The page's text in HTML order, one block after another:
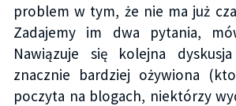
problem w tym, że nie ma już
Zadajemy im dwa pytania,
Nawiązuje się kolejna
znacznie bardziej ożywiona
poczyta na blogach, niektórzy